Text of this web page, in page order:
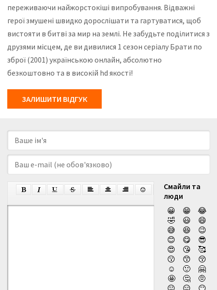
переживаючи найжорстокіші випробування. Відважні
герої змушені швидко дорослішати та гартуватися, щоб
вистояти в битві за мир на землі. Не забудьте поділитися з
друзями місцем, де ви дивилися 1 сезон серіалу Брати по
зброї (2001) українською онлайн, абсолютно
безкоштовно та в високій hd якості!
ЗАЛИШИТИ ВІДГУК
Смайли та
люди
😀
😁
😂
🤣
😃
😄
😅
😆
😉
😊
😋
😎
😍
😘
🥰
😗
😙
😚
☺️
🙂
🤗
🤩
🤔
🤨
😐
😑
😶